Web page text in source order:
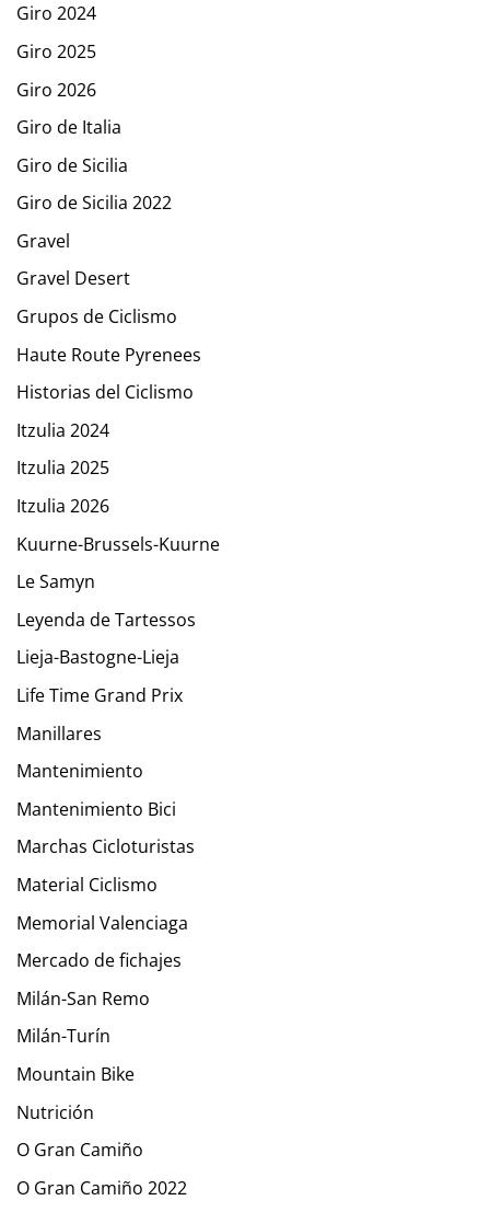
Giro 2024
Giro 2025
Giro 2026
Giro de Italia
Giro de Sicilia
Giro de Sicilia 2022
Gravel
Gravel Desert
Grupos de Ciclismo
Haute Route Pyrenees
Historias del Ciclismo
Itzulia 2024
Itzulia 2025
Itzulia 2026
Kuurne-Brussels-Kuurne
Le Samyn
Leyenda de Tartessos
Lieja-Bastogne-Lieja
Life Time Grand Prix
Manillares
Mantenimiento
Mantenimiento Bici
Marchas Cicloturistas
Material Ciclismo
Memorial Valenciaga
Mercado de fichajes
Milán-San Remo
Milán-Turín
Mountain Bike
Nutrición
O Gran Camiño
O Gran Camiño 2022